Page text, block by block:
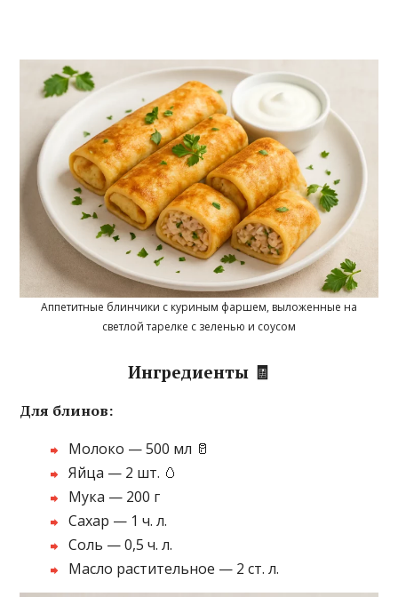
Аппетитные блинчики с куриным фаршем, выложенные на
светлой тарелке с зеленью и соусом
Ингредиенты 🧾
Для блинов:
Молоко — 500 мл 🥛
Яйца — 2 шт. 🥚
Мука — 200 г
Сахар — 1 ч. л.
Соль — 0,5 ч. л.
Масло растительное — 2 ст. л.